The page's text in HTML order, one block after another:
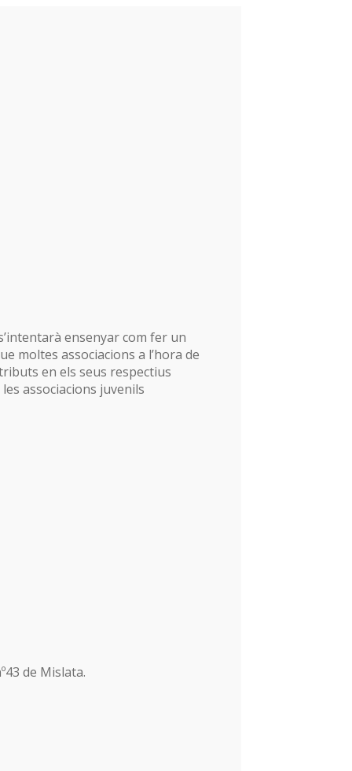
ensenyar com fer un
moltes associacions a l’hora de
en els seus respectius
associacions juvenils
de Mislata.